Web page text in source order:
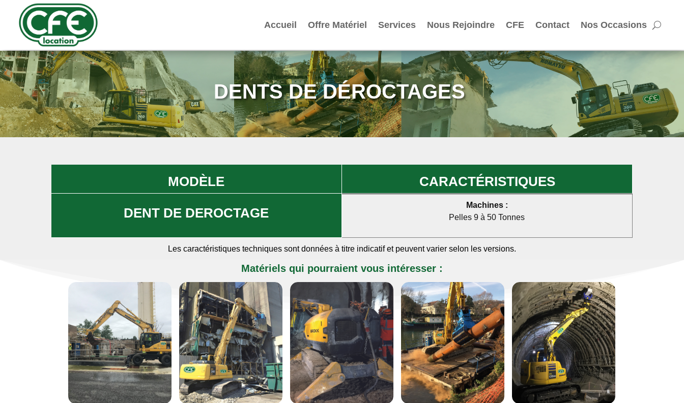
Accueil Offre Matériel Services Nous Rejoindre CFE Contact Nos Occasions
DENTS DE DÉROCTAGES
MODÈLE CARACTÉRISTIQUES
DENT DE DEROCTAGE
Machines :
Pelles 9 à 50 Tonnes
Les caractéristiques techniques sont données à titre indicatif et peuvent varier selon les versions.
Matériels qui pourraient vous intéresser :